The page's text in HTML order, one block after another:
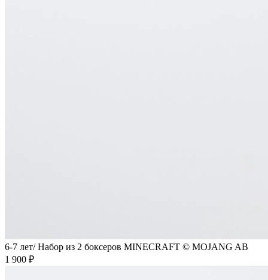
6-7 лет/ Набор из 2 боксеров MINECRAFT © MOJANG AB
1 900 ₽